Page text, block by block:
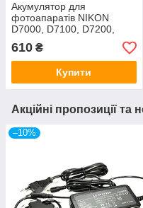
Акумулятор для
фотоапаратів NIKON
D7000, D7100, D7200,
D600, D610, D800, D810 -
EN-EL15 (аналог) 2500 ma
610 ₴
Купити
Акційні пропозиції та
–10%